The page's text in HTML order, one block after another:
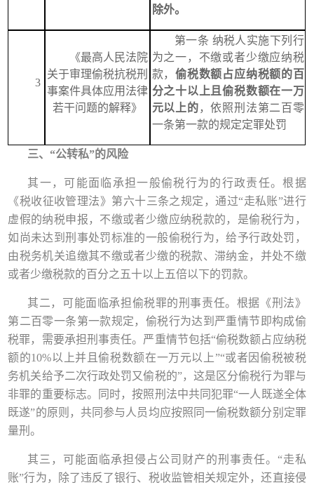
除外。
3
《最高人民法院
关于审理偷税抗税刑
事案件具体应用法律
若干问题的解释》
第一条 纳税人实施下列行
为之一，不缴或者少缴应纳税
款，偷税数额占应纳税额的百
分之十以上且偷税数额在一万
元以上的 ，依照刑法第二百零
一条第一款的规定定罪处罚
三、 “公转私”的风险
其一，可能面临承担一般偷税行为的行政责任。根据
《税收征收管理法》第六十三条之规定，通过“走私账”进行
虚假的纳税申报，不缴或者少缴应纳税款的，是偷税行为，
如尚未达到刑事处罚标准的一般偷税行为，给予行政处罚，
由税务机关追缴其不缴或者少缴的税款、滞纳金，并处不缴
或者少缴税款的百分之五十以上五倍以下的罚款。
其二， 可能面临承担偷税罪的刑事责任。根据《刑法》
第二百零一条第一款规定，偷税行为达到严重情节即构成偷
税罪，需要承担刑事责任。严重情节包括“偷税数额占应纳税
额的10%以上并且偷税数额在一万元以上”“或者因偷税被税
务机关给予二次行政处罚又偷税的”，这是区分偷税行为罪与
非罪的重要标志。
同时，按照刑法中共同犯罪“一人既遂全体
既遂”的原则，共同参与人员均应按照同一偷税数额分别定罪
量刑。
其三， 可能面临承担侵占公司财产的刑事责任。 “走私
账”行为，除了违反了银行、 税收监管相关规定外，还直接侵